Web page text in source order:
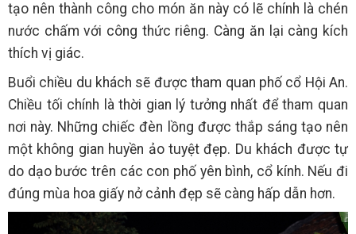
tạo nên thành công cho món ăn này có lẽ chính là chén
nước chấm với công thức riêng. Càng ăn lại càng kích
thích vị giác.
Buổi chiều du khách sẽ được tham quan phố cổ Hội An.
Chiều tối chính là thời gian lý tưởng nhất để tham quan
nơi này. Những chiếc đèn lồng được thắp sáng tạo nên
một không gian huyền ảo tuyệt đẹp. Du khách được tự
do dạo bước trên các con phố yên bình, cổ kính. Nếu đi
đúng mùa hoa giấy nở cảnh đẹp sẽ càng hấp dẫn hơn.